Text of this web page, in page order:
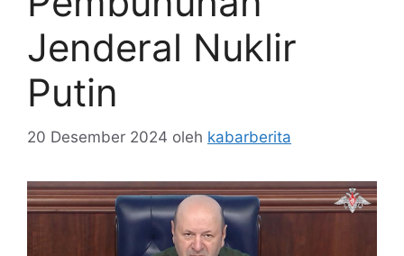
Jenderal Nuklir
Putin
20 Desember 2024 oleh kabarberita